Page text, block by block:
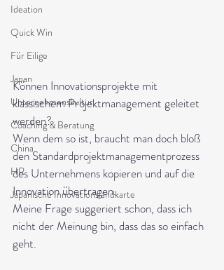
Ideation
Quick Win
Für Eilige
Japan
Unternehmenskultur
Coaching & Beratung
China
HR
Japanische Innovationslandkarte
Können Innovationsprojekte mit
klassischem Projektmanagement geleitet
werden?
Wenn dem so ist, braucht man doch bloß
den Standardprojektmanagementprozess
des Unternehmens kopieren und auf die
Innovation übertragen.
Meine Frage suggeriert schon, dass ich
nicht der Meinung bin, dass das so einfach
geht.